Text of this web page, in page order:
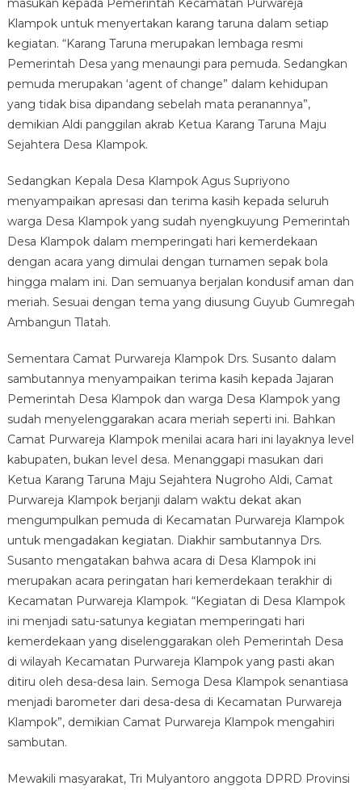
masukan kepada Pemerintah Kecamatan Purwareja
Klampok untuk menyertakan karang taruna dalam setiap
kegiatan. “Karang Taruna merupakan lembaga resmi
Pemerintah Desa yang menaungi para pemuda. Sedangkan
pemuda merupakan ‘agent of change” dalam kehidupan
yang tidak bisa dipandang sebelah mata peranannya”,
demikian Aldi panggilan akrab Ketua Karang Taruna Maju
Sejahtera Desa Klampok.
Sedangkan Kepala Desa Klampok Agus Supriyono
menyampaikan apresasi dan terima kasih kepada seluruh
warga Desa Klampok yang sudah nyengkuyung Pemerintah
Desa Klampok dalam memperingati hari kemerdekaan
dengan acara yang dimulai dengan turnamen sepak bola
hingga malam ini. Dan semuanya berjalan kondusif aman dan
meriah. Sesuai dengan tema yang diusung Guyub Gumregah
Ambangun Tlatah.
Sementara Camat Purwareja Klampok Drs. Susanto dalam
sambutannya menyampaikan terima kasih kepada Jajaran
Pemerintah Desa Klampok dan warga Desa Klampok yang
sudah menyelenggarakan acara meriah seperti ini. Bahkan
Camat Purwareja Klampok menilai acara hari ini layaknya level
kabupaten, bukan level desa. Menanggapi masukan dari
Ketua Karang Taruna Maju Sejahtera Nugroho Aldi, Camat
Purwareja Klampok berjanji dalam waktu dekat akan
mengumpulkan pemuda di Kecamatan Purwareja Klampok
untuk mengadakan kegiatan. Diakhir sambutannya Drs.
Susanto mengatakan bahwa acara di Desa Klampok ini
merupakan acara peringatan hari kemerdekaan terakhir di
Kecamatan Purwareja Klampok. “Kegiatan di Desa Klampok
ini menjadi satu-satunya kegiatan memperingati hari
kemerdekaan yang diselenggarakan oleh Pemerintah Desa
di wilayah Kecamatan Purwareja Klampok yang pasti akan
ditiru oleh desa-desa lain. Semoga Desa Klampok senantiasa
menjadi barometer dari desa-desa di Kecamatan Purwareja
Klampok”, demikian Camat Purwareja Klampok mengahiri
sambutan.
Mewakili masyarakat, Tri Mulyantoro anggota DPRD Provinsi